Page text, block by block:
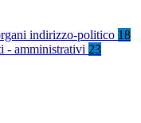
indirizzo-politico 18
- amministrativi 23